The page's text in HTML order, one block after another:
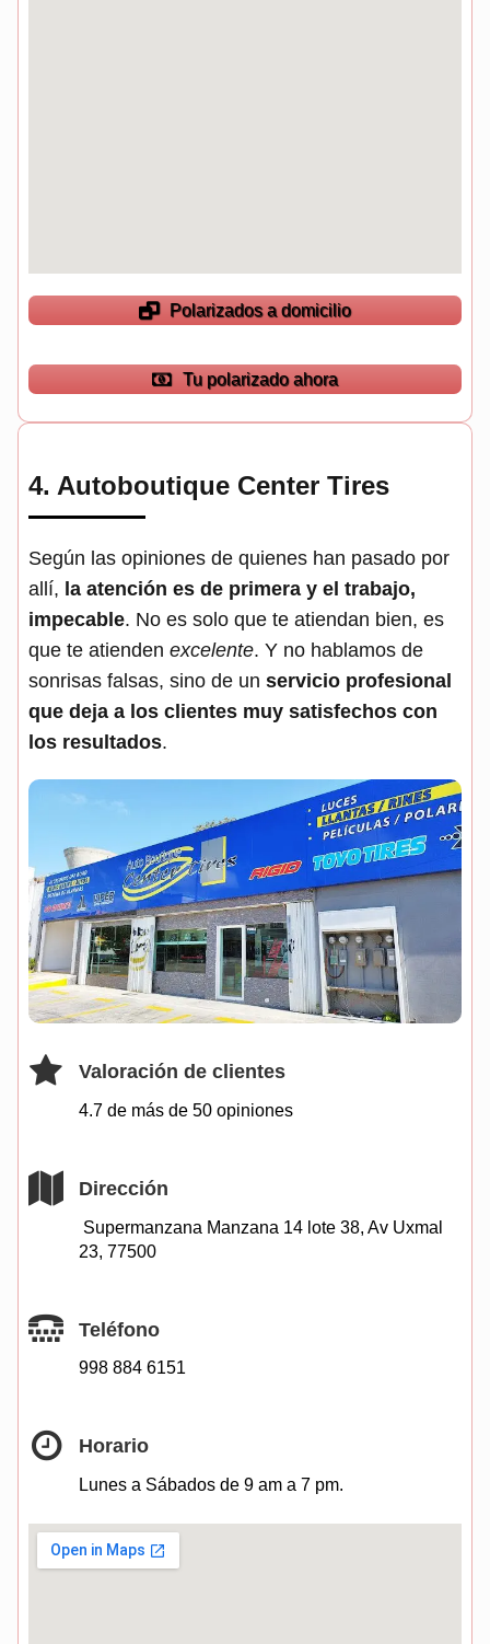
Polarizados a domicilio
Tu polarizado ahora
4. Autoboutique Center Tires
Según las opiniones de quienes han pasado por
allí, la atención es de primera y el trabajo,
impecable. No es solo que te atiendan bien, es
que te atienden excelente. Y no hablamos de
sonrisas falsas, sino de un servicio profesional
que deja a los clientes muy satisfechos con
los resultados.
Valoración de clientes
4.7 de más de 50 opiniones
Dirección
Supermanzana Manzana 14 lote 38, Av Uxmal
23, 77500
Teléfono
998 884 6151
Horario
Lunes a Sábados de 9 am a 7 pm.